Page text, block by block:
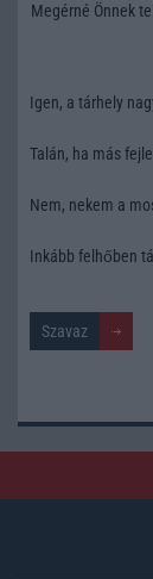
Megérné Önnek
Igen, a tárhely
Talán, ha más
Nem, nekem a
Inkább felhőben